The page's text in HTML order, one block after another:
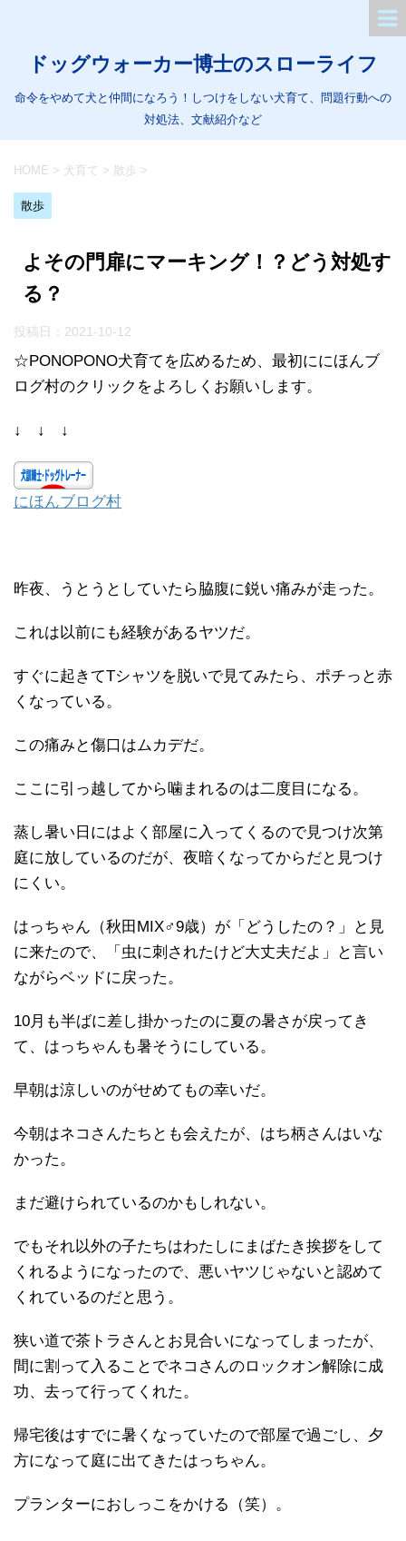
ドッグウォーカー博士のスローライフ
命令をやめて犬と仲間になろう！しつけをしない犬育て、問題行動への
対処法、文献紹介など
HOME > 犬育て > 散歩 >
散歩
よその門扉にマーキング！？どう対処す
る？
投稿日： 2021-10-12
☆PONOPONO犬育てを広めるため、最初ににほんブ
ログ村のクリックをよろしくお願いします。
↓ ↓ ↓
にほんブログ村
昨夜、うとうとしていたら脇腹に鋭い痛みが走った。
これは以前にも経験があるヤツだ。
すぐに起きてTシャツを脱いで見てみたら、ポチっと赤
くなっている。
この痛みと傷口はムカデだ。
ここに引っ越してから噛まれるのは二度目になる。
蒸し暑い日にはよく部屋に入ってくるので見つけ次第
庭に放しているのだが、夜暗くなってからだと見つけ
にくい。
はっちゃん（秋田MIX♂9歳）が「どうしたの？」と見
に来たので、「虫に刺されたけど大丈夫だよ」と言い
ながらベッドに戻った。
10月も半ばに差し掛かったのに夏の暑さが戻ってき
て、はっちゃんも暑そうにしている。
早朝は涼しいのがせめてもの幸いだ。
今朝はネコさんたちとも会えたが、はち柄さんはいな
かった。
まだ避けられているのかもしれない。
でもそれ以外の子たちはわたしにまばたき挨拶をして
くれるようになったので、悪いヤツじゃないと認めて
くれているのだと思う。
狭い道で茶トラさんとお見合いになってしまったが、
間に割って入ることでネコさんのロックオン解除に成
功、去って行ってくれた。
帰宅後はすでに暑くなっていたので部屋で過ごし、夕
方になって庭に出てきたはっちゃん。
プランターにおしっこをかける（笑）。